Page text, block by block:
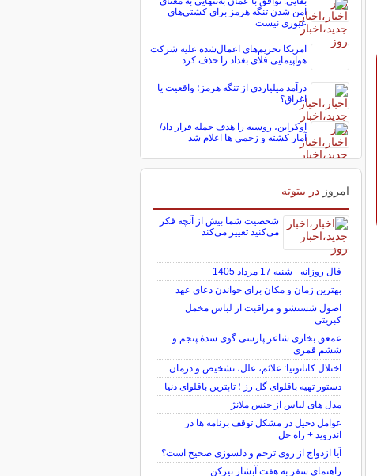
امن شدن تنگه هرمز برای کشتی‌های
عبوری نیست
آمریکا تحریم‌های اعمال‌شده علیه شرکت
هواپیمایی فلای بغداد را حذف کرد
درآمد میلیاردی از تنگه هرمز؛ واقعیت یا
اغراق؟
اوکراین، روسیه را هدف حمله قرار داد/
آمار کشته و زخمی ها اعلام شد
امروز در بیتوته
شخصیت شما بیش از آنچه فکر
می‌کنید تغییر می‌کند
فال روزانه - شنبه 17 مرداد 1405
بهترین زمان و مکان برای خواندن دعای عهد
اصول شستشو و مراقبت از لباس مخمل
کبریتی
عمعق بخاری شاعر پارسی گوی سدهٔ پنجم و
ششم قمری
اختلال کاتاتونیا: علائم، علل، تشخیص و درمان
دستور تهیه باقلوای گل رز ؛ تاپترین باقلوای دنیا
مدل های لباس از جنس ملانژ
عوامل دخیل در مشکل توقف برنامه ها در
اندروید + راه حل
آیا ازدواج از روی ترحم و دلسوزی صحیح است؟
راهنمای سفر به هفت آبشار تیرکن